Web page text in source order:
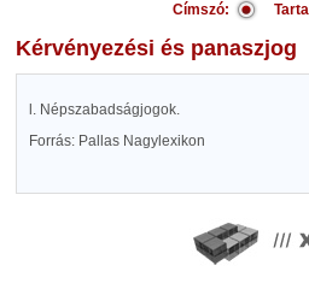
Címszó:
Kérvényezési és panaszjog
l. Népszabadságjogok.
Forrás: Pallas Nagylexikon